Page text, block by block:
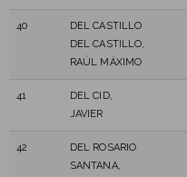
40
DEL CASTILLO
DEL CASTILLO,
RAÚL MÁXIMO
41
DEL CID,
JAVIER
42
DEL ROSARIO
SANTANA,